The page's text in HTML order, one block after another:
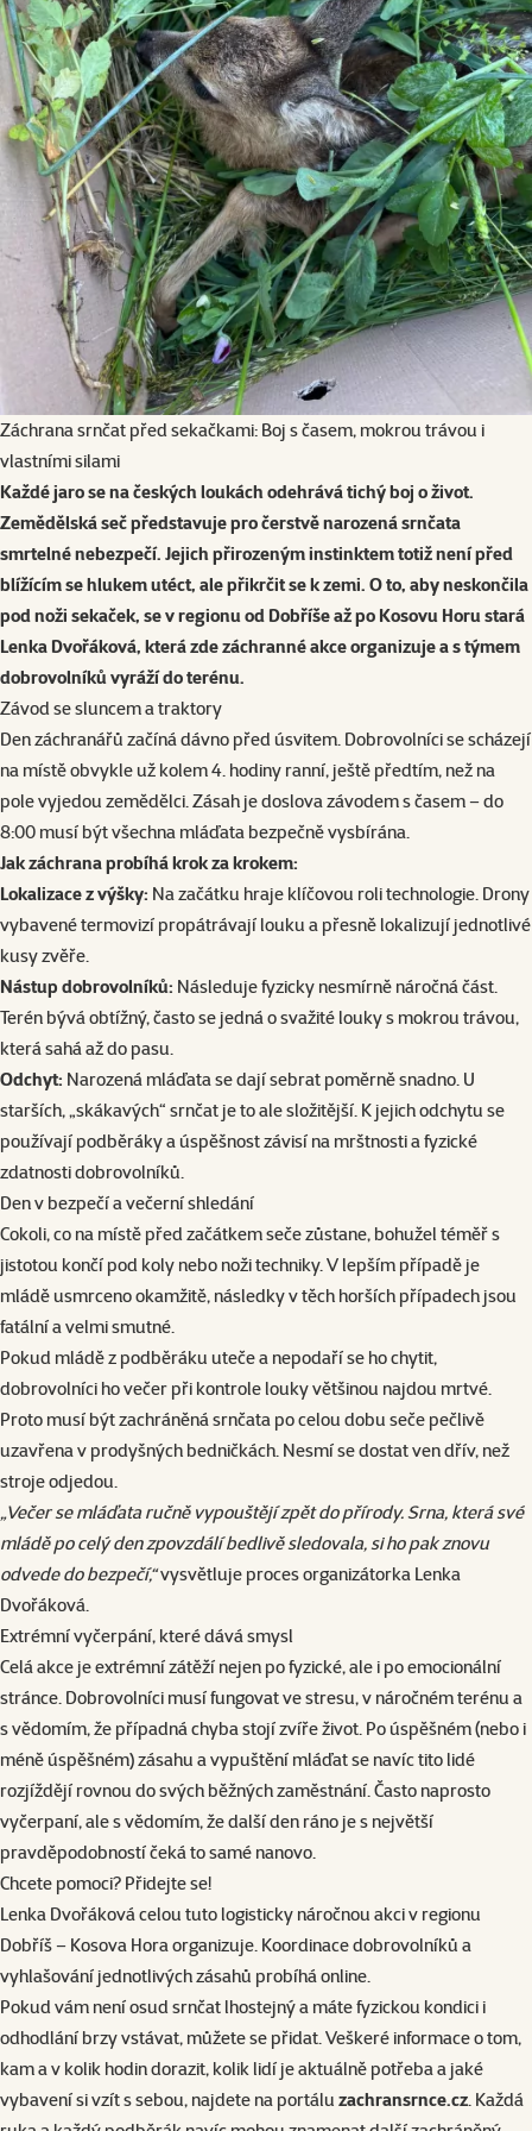
Záchrana srnčat před sekačkami: Boj s časem, mokrou trávou i
vlastními silami
Každé jaro se na českých loukách odehrává tichý boj o život.
Zemědělská seč představuje pro čerstvě narozená srnčata
smrtelné nebezpečí. Jejich přirozeným instinktem totiž není před
blížícím se hlukem utéct, ale přikrčit se k zemi. O to, aby neskončila
pod noži sekaček, se v regionu od Dobříše až po Kosovu Horu stará
Lenka Dvořáková, která zde záchranné akce organizuje a s týmem
dobrovolníků vyráží do terénu.
Závod se sluncem a traktory
Den záchranářů začíná dávno před úsvitem. Dobrovolníci se scházejí
na místě obvykle už kolem 4. hodiny ranní, ještě předtím, než na
pole vyjedou zemědělci. Zásah je doslova závodem s časem – do
8:00 musí být všechna mláďata bezpečně vysbírána.
Jak záchrana probíhá krok za krokem:
Lokalizace z výšky: Na začátku hraje klíčovou roli technologie. Drony
vybavené termovizí propátrávají louku a přesně lokalizují jednotlivé
kusy zvěře.
Nástup dobrovolníků: Následuje fyzicky nesmírně náročná část.
Terén bývá obtížný, často se jedná o svažité louky s mokrou trávou,
která sahá až do pasu.
Odchyt: Narozená mláďata se dají sebrat poměrně snadno. U
starších, „skákavých“ srnčat je to ale složitější. K jejich odchytu se
používají podběráky a úspěšnost závisí na mrštnosti a fyzické
zdatnosti dobrovolníků.
Den v bezpečí a večerní shledání
Cokoli, co na místě před začátkem seče zůstane, bohužel téměř s
jistotou končí pod koly nebo noži techniky. V lepším případě je
mládě usmrceno okamžitě, následky v těch horších případech jsou
fatální a velmi smutné.
Pokud mládě z podběráku uteče a nepodaří se ho chytit,
dobrovolníci ho večer při kontrole louky většinou najdou mrtvé.
Proto musí být zachráněná srnčata po celou dobu seče pečlivě
uzavřena v prodyšných bedničkách. Nesmí se dostat ven dřív, než
stroje odjedou.
„Večer se mláďata ručně vypouštějí zpět do přírody. Srna, která své
mládě po celý den zpovzdálí bedlivě sledovala, si ho pak znovu
odvede do bezpečí,“vysvětluje proces organizátorka Lenka
Dvořáková.
Extrémní vyčerpání, které dává smysl
Celá akce je extrémní zátěží nejen po fyzické, ale i po emocionální
stránce. Dobrovolníci musí fungovat ve stresu, v náročném terénu a
s vědomím, že případná chyba stojí zvíře život. Po úspěšném (nebo i
méně úspěšném) zásahu a vypuštění mláďat se navíc tito lidé
rozjíždějí rovnou do svých běžných zaměstnání. Často naprosto
vyčerpaní, ale s vědomím, že další den ráno je s největší
pravděpodobností čeká to samé nanovo.
Chcete pomoci? Přidejte se!
Lenka Dvořáková celou tuto logisticky náročnou akci v regionu
Dobříš – Kosova Hora organizuje. Koordinace dobrovolníků a
vyhlašování jednotlivých zásahů probíhá online.
Pokud vám není osud srnčat lhostejný a máte fyzickou kondici i
odhodlání brzy vstávat, můžete se přidat. Veškeré informace o tom,
kam a v kolik hodin dorazit, kolik lidí je aktuálně potřeba a jaké
vybavení si vzít s sebou, najdete na portálu zachransrnce.cz . Každá